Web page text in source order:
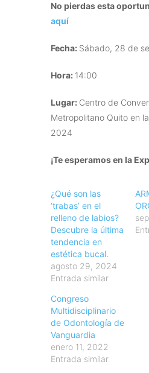
No pierdas esta
aquí
Fecha: Sábado, 28 de
Hora: 14:00
Lugar: Centro de
Metropolitano Quito en
2024
¡Te esperamos en la
¿Qué son las
‘trabas’ en el
relleno de labios?
Descubre la última
tendencia en
estética bucal.
agosto 29, 2024
Entrada similar
Congreso
Multidisciplinario
de Odontología de
Vanguardia
enero 11, 2022
Entrada similar